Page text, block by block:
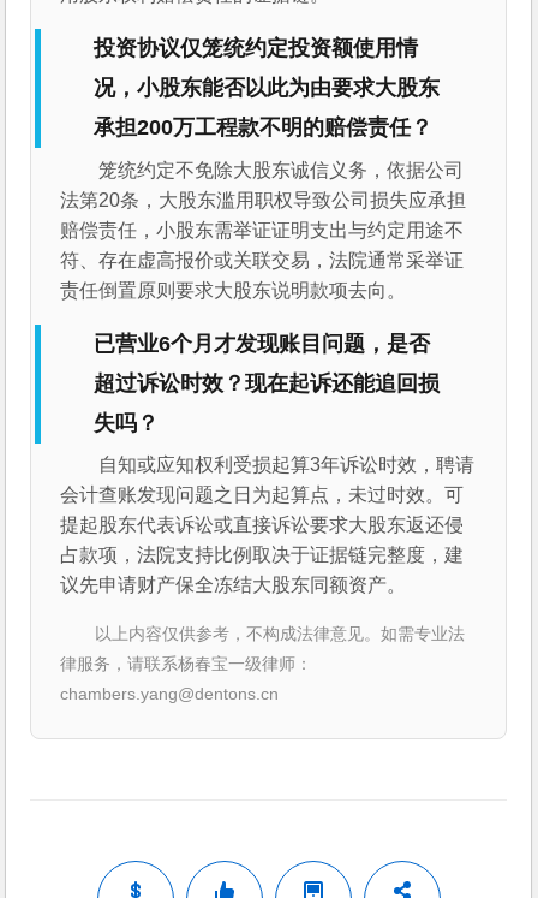
投资协议仅笼统约定投资额使用情
况，小股东能否以此为由要求大股东
承担200万工程款不明的赔偿责任？
笼统约定不免除大股东诚信义务，依据公司
法第20条，大股东滥用职权导致公司损失应承担
赔偿责任，小股东需举证证明支出与约定用途不
符、存在虚高报价或关联交易，法院通常采举证
责任倒置原则要求大股东说明款项去向。
已营业6个月才发现账目问题，是否
超过诉讼时效？现在起诉还能追回损
失吗？
自知或应知权利受损起算3年诉讼时效，聘请
会计查账发现问题之日为起算点，未过时效。可
提起股东代表诉讼或直接诉讼要求大股东返还侵
占款项，法院支持比例取决于证据链完整度，建
议先申请财产保全冻结大股东同额资产。
以上内容仅供参考，不构成法律意见。如需专业法
律服务，请联系杨春宝一级律师：
chambers.yang@dentons.cn